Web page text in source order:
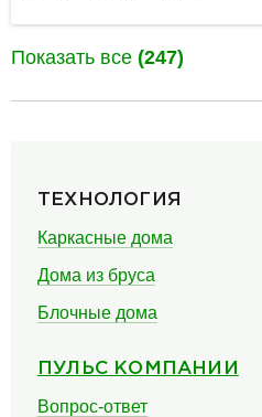
Показать все (247)
ТЕХНОЛОГИЯ
Каркасные дома
Дома из бруса
Блочные дома
ПУЛЬС КОМПАНИИ
Вопрос-ответ